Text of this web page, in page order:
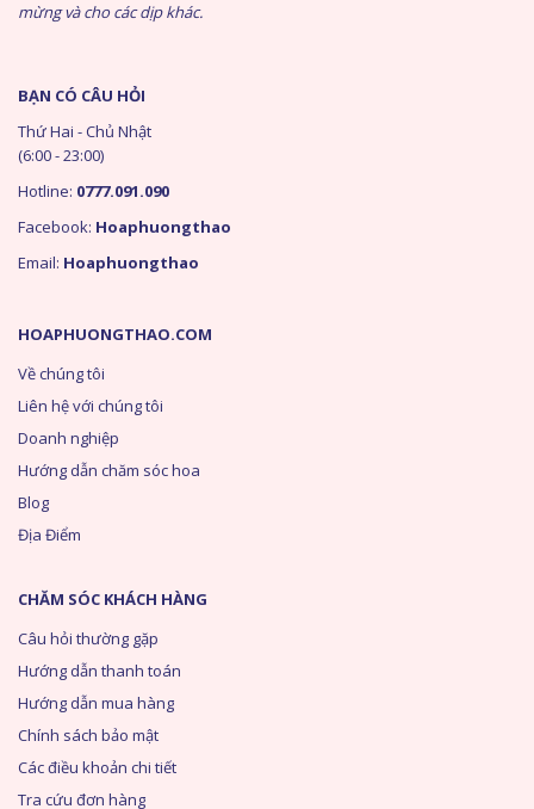
mừng và cho các dịp khác.
HOAPHUONGTHAO.COM
Về chúng tôi
Liên hệ với chúng tôi
Doanh nghiệp
Hướng dẫn chăm sóc hoa
Blog
Địa Điểm
CHĂM SÓC KHÁCH HÀNG
Câu hỏi thường gặp
Hướng dẫn thanh toán
Hướng dẫn mua hàng
Chính sách bảo mật
Các điều khoản chi tiết
Tra cứu đơn hàng
BẠN CÓ CÂU HỎI
Thứ Hai - Chủ Nhật
(6:00 - 23:00)
Hotline: 0777.091.090
Facebook: Hoaphuongthao
Email: Hoaphuongthao